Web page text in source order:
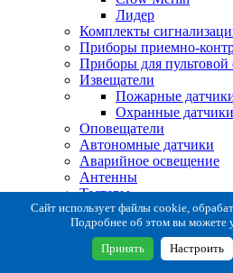
Лидер
Комплекты
Приборы приемно-
Приборы для пультовой
Извещатели
Пожарные
Охранные
Оповещатели
Автономные датчики
Аварийное освещение
Антенны
Тестеры
Система сбора
Расходные и
Коробки
Кронштейны для
Сайт использует файлы cookie,
Подробнее об этом вы можете
Принять Настроить